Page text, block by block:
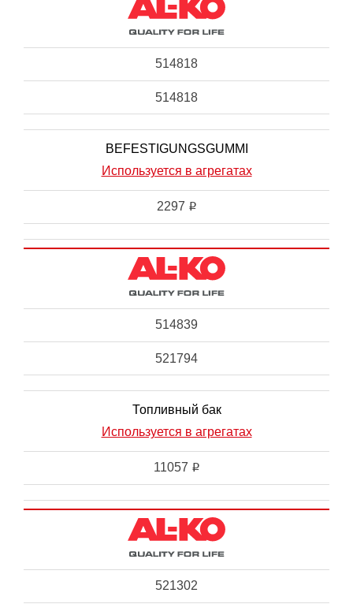
514818
514818
BEFESTIGUNGSGUMMI
Используется в агрегатах
2297 i
514839
521794
Топливный бак
Используется в агрегатах
11057 i
521302